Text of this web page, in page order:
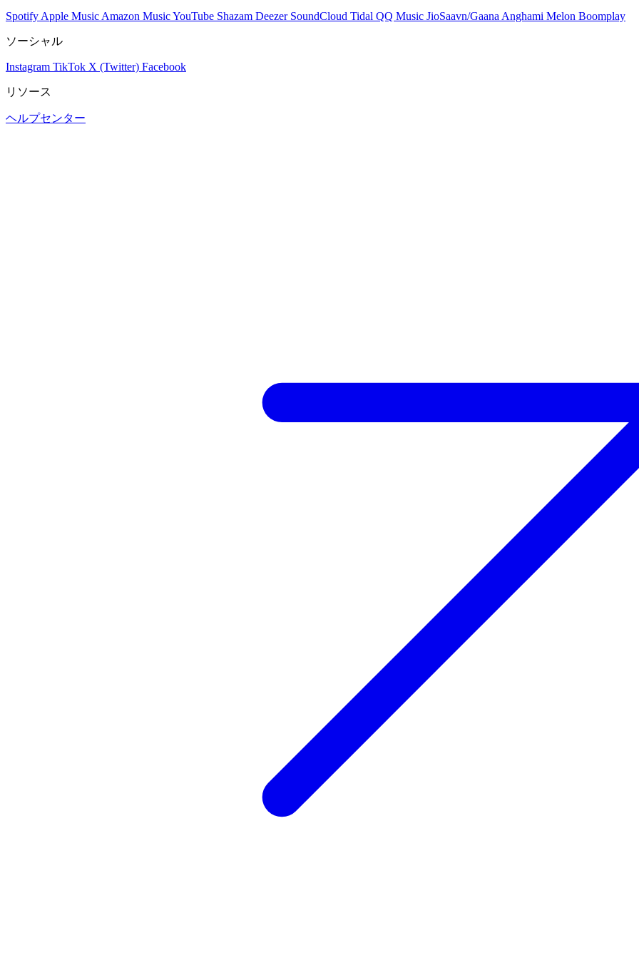
Spotify Apple Music Amazon MusicYouTube Shazam Deezer SoundCloud Tidal QQ Music JioSaavn/Gaana Anghami Melon Boomplay
ソーシャル
Instagram TikTok X (Twitter) Facebook
リソース
ヘルプセンター